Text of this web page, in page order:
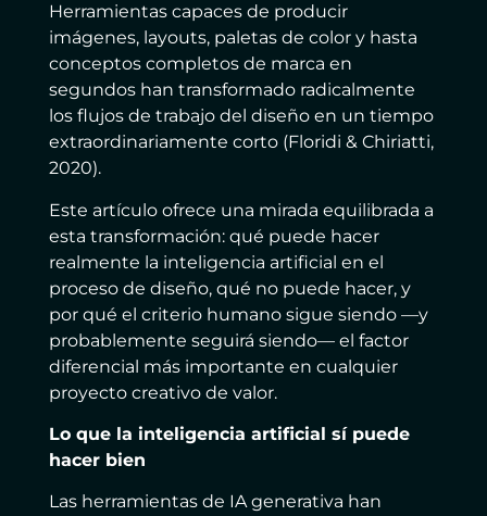
Herramientas capaces de producir
imágenes, layouts, paletas de color y hasta
conceptos completos de marca en
segundos han transformado radicalmente
los flujos de trabajo del diseño en un tiempo
extraordinariamente corto (Floridi & Chiriatti,
2020).
Este artículo ofrece una mirada equilibrada a
esta transformación: qué puede hacer
realmente la inteligencia artificial en el
proceso de diseño, qué no puede hacer, y
por qué el criterio humano sigue siendo —y
probablemente seguirá siendo— el factor
diferencial más importante en cualquier
proyecto creativo de valor.
Lo que la inteligencia artificial sí puede
hacer bien
Las herramientas de IA generativa han